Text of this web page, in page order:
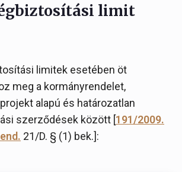
limit
limitek esetében öt
meg a kormányrendelet,
alapú és határozatlan
szerződések között [191/2009.
21/D. § (1) bek.]: